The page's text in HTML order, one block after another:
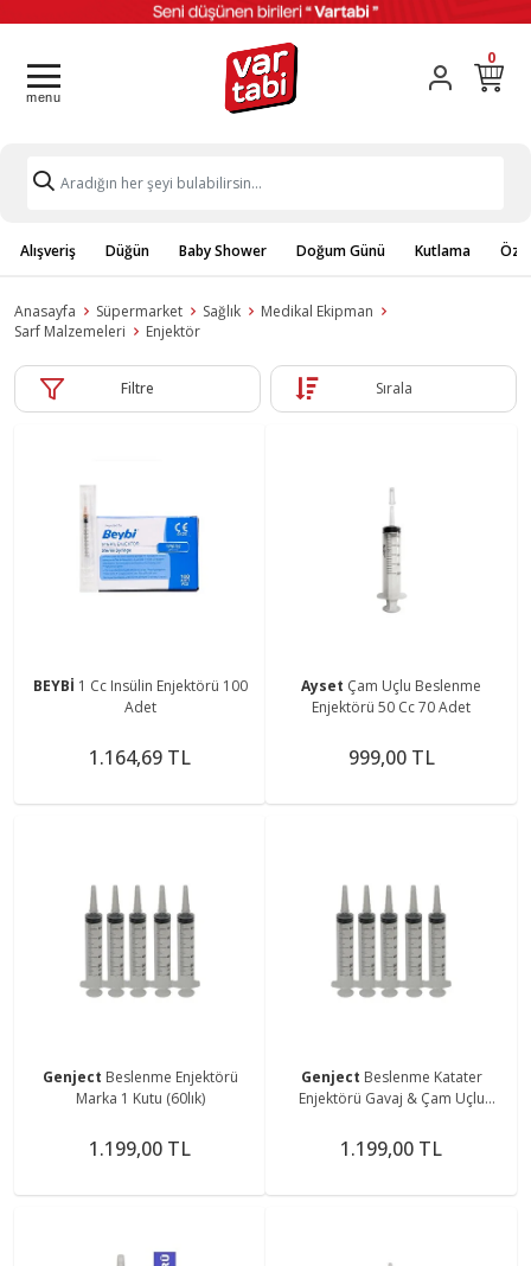
0
Alışveriş Düğün Baby Shower Doğum Günü Kutlama
Anasayfa Süpermarket Sağlık
Medikal Ekipman
Sarf Malzemeleri
Enjektör
Filtre Sırala
BEYBİ 1 Cc Insülin Enjektörü 100
Adet
1.164,69 TL
Ayset Çam Uçlu Beslenme
Enjektörü 50 Cc 70 Adet
999,00 TL
Genject Beslenme Enjektörü
Marka 1 Kutu (60lık)
1.199,00 TL
Genject Beslenme Katater
Enjektörü Gavaj & Çam Uçlu
1.199,00 TL